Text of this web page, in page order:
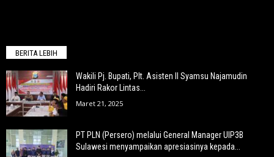
BERITA LEBIH
Wakili Pj. Bupati, Plt. Asisten II Syamsu Najamudin
Hadiri Rakor Lintas...
Maret 21, 2025
PT PLN (Persero) melalui General Manager UIP3B
Sulawesi menyampaikan apresiasinya kepada...